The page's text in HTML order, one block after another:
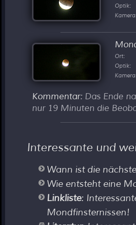
Optik:
Ort:
Optik:
Kommentar: Das Ende
nur 19 Minuten die
Interessante und
Wann ist die
Wie entsteht eine
Linkliste:
Mondfinsternissen!